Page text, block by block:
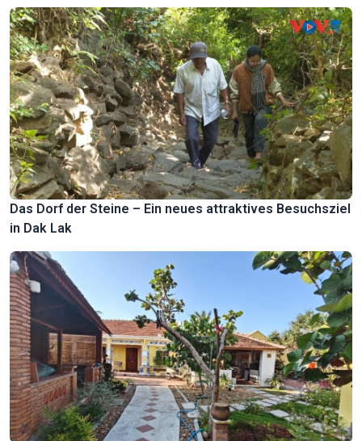
Das Dorf der Steine – Ein neues attraktives Besuchsziel
in Dak Lak